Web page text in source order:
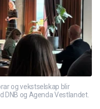
og vekstselskap blir
DNB og Agenda Vestlandet.